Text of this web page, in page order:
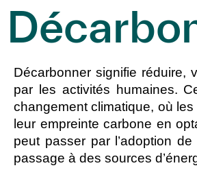
Décarbonnersignifie réduire,
par les activités humaines.
changement climatique, où
leur empreinte carbone en
peut passer par l’adoption
passage à des sources